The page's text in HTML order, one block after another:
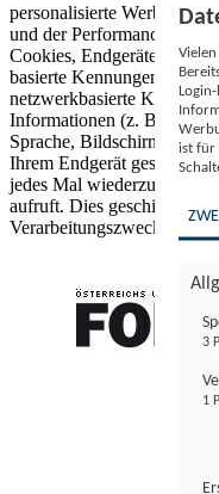
personalisierte Werbung
und der Performance von
Cookies, Endgeräte- oder
basierte Kennungen,
netzwerkbasierte
Informationen (z. B.
Sprache, Bildschirmgröße,
Ihrem Endgerät
jedes Mal
aufruft. Dies geschieht für
Verarbeitungszwecke.
ist für
3
1
FONDS